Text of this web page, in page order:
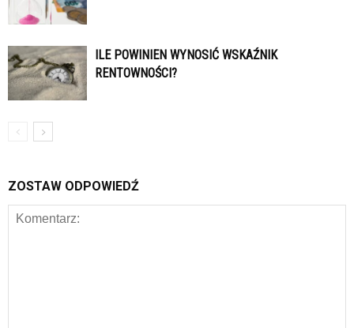
ILE POWINIEN WYNOSIĆ WSKAŹNIK
RENTOWNOŚCI?
ZOSTAW ODPOWIEDŹ